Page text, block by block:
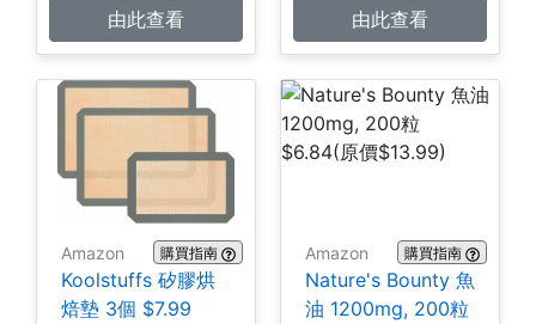
由此查看
由此查看
Amazon 購買指南
Koolstuffs 矽膠烘
焙墊 3個 $7.99
Amazon 購買指南
Nature's Bounty 魚
油 1200mg, 200粒